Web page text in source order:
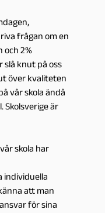
frågan om en
och 2%
slå knut på oss
över kvaliteten
vår skola ändå
Skolsverige är
skola har
individuella
att man
för sina